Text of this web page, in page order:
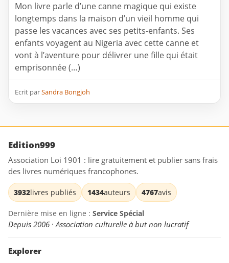
Mon livre parle d’une canne magique qui existe
longtemps dans la maison d’un vieil homme qui
passe les vacances avec ses petits-enfants. Ses
enfants voyagent au Nigeria avec cette canne et
vont à l’aventure pour délivrer une fille qui était
emprisonnée (…)
Ecrit parSandra Bongjoh
Edition999
Association Loi 1901 : lire gratuitement et publier sans frais
des livres numériques francophones.
3932livres publiés 1434auteurs 4767avis
Dernière mise en ligne : Service Spécial
Depuis 2006 · Association culturelle à but non lucratif
Explorer